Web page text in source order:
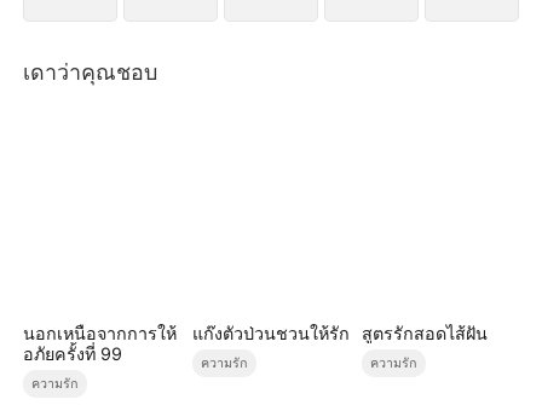
เดาว่าคุณชอบ
นอกเหนือจากการให้
อภัยครั้งที่ 99
ความรัก
แก๊งตัวป่วนชวนให้รัก
ความรัก
สูตรรักสอดไส้ฝัน
ความรัก